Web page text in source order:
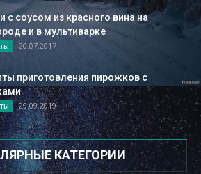
с cоусом из красного вина на
и в мультиварке
20.07.2017
приготовления пирожков с
29.09.2019
КАТЕГОРИИ